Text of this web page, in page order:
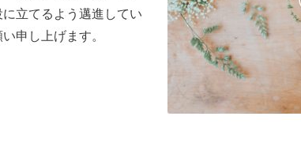
立てるよう邁進してい
申し上げます。